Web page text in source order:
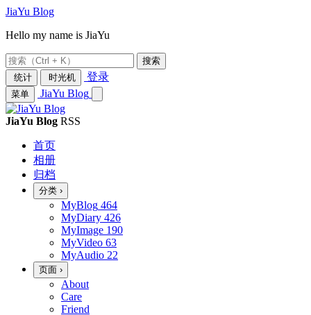
JiaYu Blog
Hello my name is JiaYu
搜索
统计
时光机 登录
菜单 JiaYu Blog
JiaYu Blog RSS
首页
相册
归档
分类 ›
MyBlog 464
MyDiary 426
MyImage 190
MyVideo 63
MyAudio 22
页面 ›
About
Care
Friend